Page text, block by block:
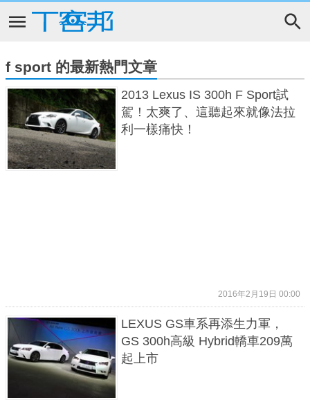
f sport 的最新熱門文章
2013 Lexus IS 300h F Sport試
駕！太爽了、這聽起來就像法拉
利一樣痛快！
2016年2月19日 00:00
LEXUS GS車系再添生力軍，
GS 300h高級 Hybrid轎車209萬
起上市